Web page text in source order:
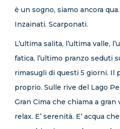
è un sogno, siamo ancora
Inzainati. Scarponati.
L’ultima salita, l’ultima valle,
fatica, l’ultimo pranzo seduti
rimasugli di questi 5 giorni. Il
proprio. Sulle rive del Lago
Gran Cima che chiama a gran
relax. E’ serenità. E’ acqua